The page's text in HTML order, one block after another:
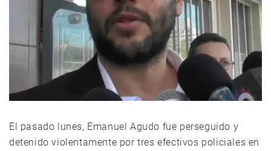
El pasado lunes, Emanuel Agudo fue perseguido y
detenido violentamente por tres efectivos policiales en